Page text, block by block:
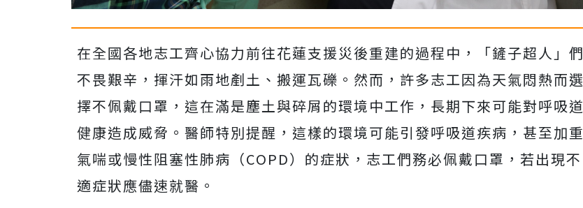
在全國各地志工齊心協力前往花蓮支援災後重建的過程中，「鏟子超人」們
不畏艱辛，揮汗如雨地剷土、搬運瓦礫。然而，許多志工因為天氣悶熱而選
擇不佩戴口罩，這在滿是塵土與碎屑的環境中工作，長期下來可能對呼吸道
健康造成威脅。醫師特別提醒，這樣的環境可能引發呼吸道疾病，甚至加重
氣喘或慢性阻塞性肺病（COPD）的症狀，志工們務必佩戴口罩，若出現不
適症狀應儘速就醫。